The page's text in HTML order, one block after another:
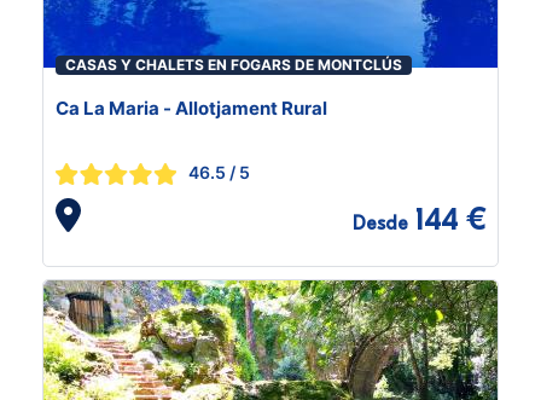
CASAS Y CHALETS EN FOGARS DE MONTCLÚS
Ca La Maria - Allotjament Rural
46.5 / 5
Desde 144 €